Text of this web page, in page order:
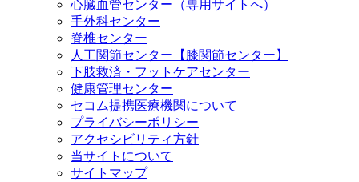
心臓血管センター（専用サイトへ）
手外科センター
脊椎センター
人工関節センター【膝関節センター】
下肢救済・フットケアセンター
健康管理センター
セコム提携医療機関について
プライバシーポリシー
アクセシビリティ方針
当サイトについて
サイトマップ